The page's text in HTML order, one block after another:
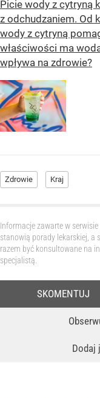
Picie wody z cytryną
z odchudzaniem. Od
wody z cytryną
właściwości ma
wpływa na zdrowie?
Zdrowie Kraj
Informacje zawarte w
stanowią porady lekarskiej, a
razem być konsultowane na
specjalistą.
Dodaj
SKOMENTUJ